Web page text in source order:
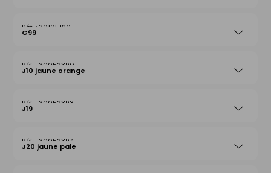
30105126
G99
30052390
J10 jaune orange
30052393
J19
30052394
J20 jaune pale